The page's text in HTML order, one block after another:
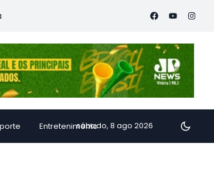
de Alfredo Chaves transforma inhame em
Entretenimentosábado, 8 ago 2026